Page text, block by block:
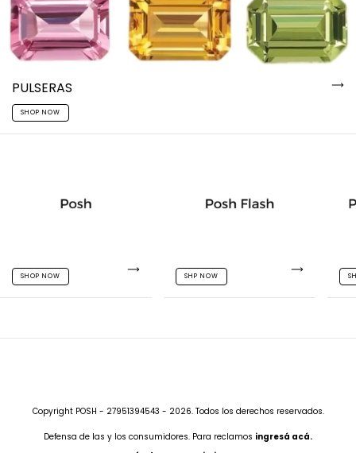
PULSERAS
SHOP NOW
SHOP NOW SHP NOW
Copyright POSH - 27951394543 - 2026. Todos los derechos reservados.
Defensa de las y los consumidores. Para reclamos ingresá acá.